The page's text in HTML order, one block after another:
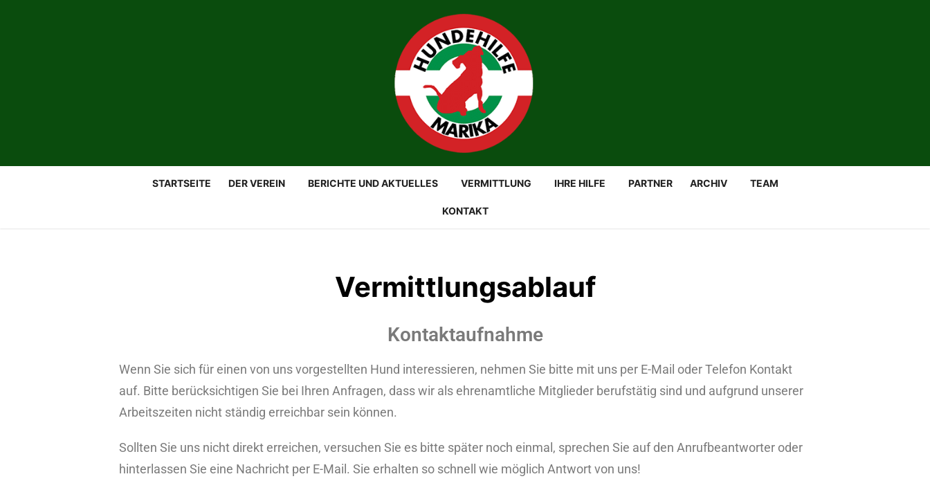
STARTSEITE DER VEREIN BERICHTE UND AKTUELLES VERMITTLUNG IHRE HILFE PARTNER ARCHIV TEAM
KONTAKT
Vermittlungsablauf
Kontaktaufnahme
Wenn Sie sich für einen von uns vorgestellten Hund interessieren, nehmen Sie bitte mit uns per E-Mail oder Telefon Kontakt
auf. Bitte berücksichtigen Sie bei Ihren Anfragen, dass wir als ehrenamtliche Mitglieder berufstätig sind und aufgrund unserer
Arbeitszeiten nicht ständig erreichbar sein können.
Sollten Sie uns nicht direkt erreichen, versuchen Sie es bitte später noch einmal, sprechen Sie auf den Anrufbeantworter oder
hinterlassen Sie eine Nachricht per E-Mail. Sie erhalten so schnell wie möglich Antwort von uns!